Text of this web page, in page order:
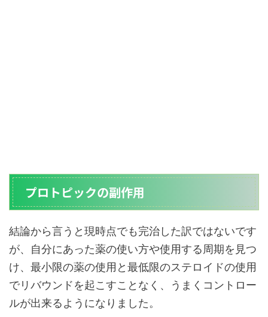
プロトピックの副作用
結論から言うと現時点でも完治した訳ではないです
が、自分にあった薬の使い方や使用する周期を見つ
け、最小限の薬の使用と最低限のステロイドの使用
でリバウンドを起こすことなく、うまくコントロー
ルが出来るようになりました。